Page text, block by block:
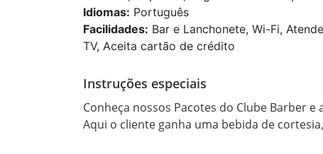
Idiomas: Português
Facilidades: Bar e Lanchonete, Wi-Fi,
TV, Aceita cartão de crédito
Instruções especiais
Conheça nossos Pacotes do Clube Barber
Aqui o cliente ganha uma bebida de